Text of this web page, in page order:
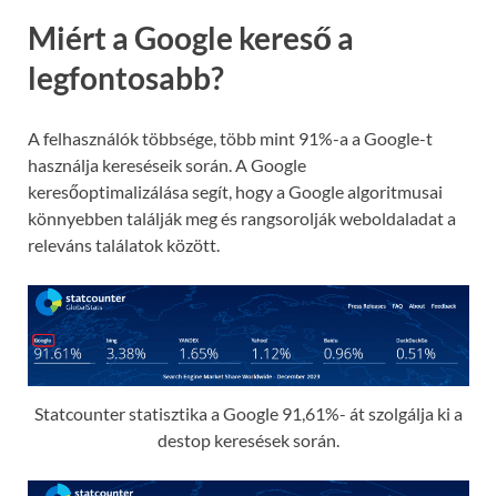
Miért a Google kereső a
legfontosabb?
A felhasználók többsége, több mint 91%-a a Google-t
használja kereséseik során. A Google
keresőoptimalizálása segít, hogy a Google algoritmusai
könnyebben találják meg és rangsorolják weboldaladat a
releváns találatok között.
Statcounter statisztika a Google 91,61%- át szolgálja ki a
destop keresések során.